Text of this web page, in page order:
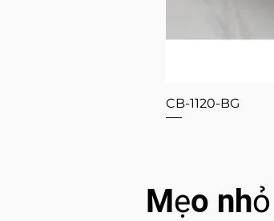
CB-1120-BG
Mẹo